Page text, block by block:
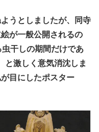
うとしましたが、同寺
が一般公開されるの
干しの期間だけであ
と激しく意気消沈しま
目にしたポスター